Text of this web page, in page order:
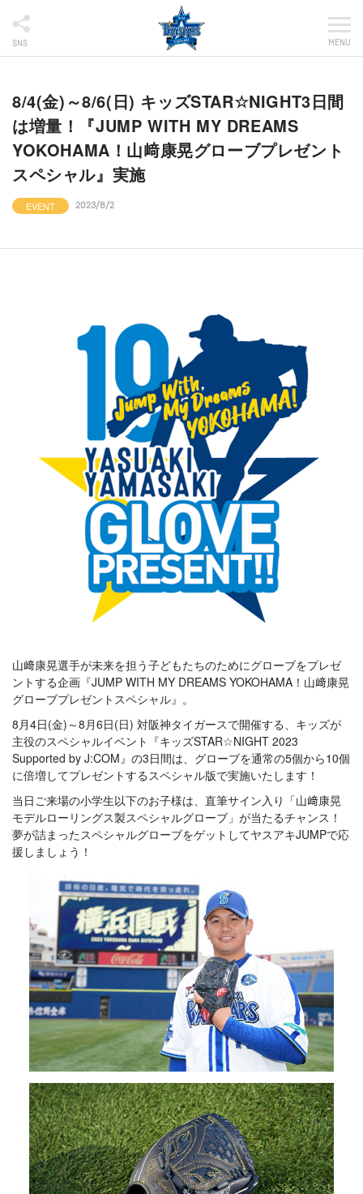
SNS MENU
8/4(金)～8/6(日) キッズSTAR☆NIGHT3日間
は増量！『JUMP WITH MY DREAMS
YOKOHAMA！山﨑康晃グローブプレゼント
スペシャル』実施
EVENT 2023/8/2
山﨑康晃選手が未来を担う子どもたちのためにグローブをプレゼ
ントする企画『JUMP WITH MY DREAMS YOKOHAMA！山﨑康晃
グローブプレゼントスペシャル』。
8月4日(金)～8月6日(日) 対阪神タイガースで開催する、キッズが
主役のスペシャルイベント『キッズSTAR☆NIGHT 2023
Supported by J:COM』の3日間は、グローブを通常の5個から10個
に倍増してプレゼントするスペシャル版で実施いたします！
当日ご来場の小学生以下のお子様は、直筆サイン入り「山﨑康晃
モデルローリングス製スペシャルグローブ」が当たるチャンス！
夢が詰まったスペシャルグローブをゲットしてヤスアキJUMPで応
援しましょう！